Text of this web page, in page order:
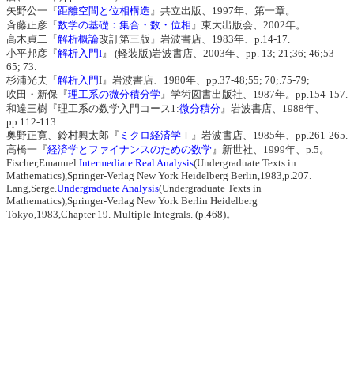
矢野公一『距離空間と位相構造 』共立出版、1997年、第一章。
斉藤正彦『数学の基礎：集合・数・位相 』東大出版会、2002年。
高木貞二『解析概論改訂第三版』岩波書店、1983年、p.14-17.
小平邦彦『解析入門I 』 (軽装版)岩波書店、2003年、pp. 13; 21;36; 46;53-
65; 73.
杉浦光夫『解析入門I』岩波書店、1980年、pp.37-48;55; 70;.75-79;
吹田・新保『理工系の微分積分学 』学術図書出版社、1987年。pp.154-157.
和達三樹『理工系の数学入門コース1:微分積分 』岩波書店、1988年、
pp.112-113.
奥野正寛、鈴村興太郎『 ミクロ経済学 Ｉ』岩波書店、1985年、pp.261-265.
高橋一『経済学とファイナンスのための数学 』新世社、1999年、p.5。
Fischer,Emanuel .Intermediate Real Analysis(Undergraduate Texts in
Mathematics),Springer-Verlag New York Heidelberg Berlin,1983,p.207.
Lang,Serge. Undergraduate Analysis(Undergraduate Texts in
Mathematics),Springer-Verlag New York Berlin Heidelberg
Tokyo,1983,Chapter 19. Multiple Integrals. (p.468)。